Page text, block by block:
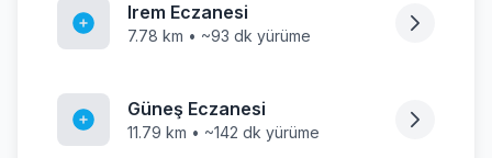
Irem Eczanesi
7.78 km • ~93 dk yürüme
Güneş Eczanesi
11.79 km • ~142 dk yürüme